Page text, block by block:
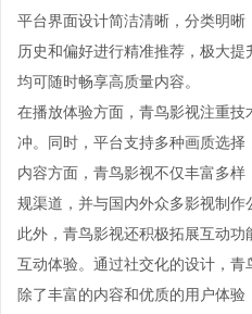
平台界面设计简洁清晰，分类明
历史和偏好进行精准推荐，极大
均可随时畅享高质量内容。
在播放体验方面，青鸟影视注重
冲。同时，平台支持多种画质选
内容方面，青鸟影视不仅丰富多
规渠道，并与国内外众多影视制
此外，青鸟影视还积极拓展互动
互动体验。通过社交化的设计，
除了丰富的内容和优质的用户体